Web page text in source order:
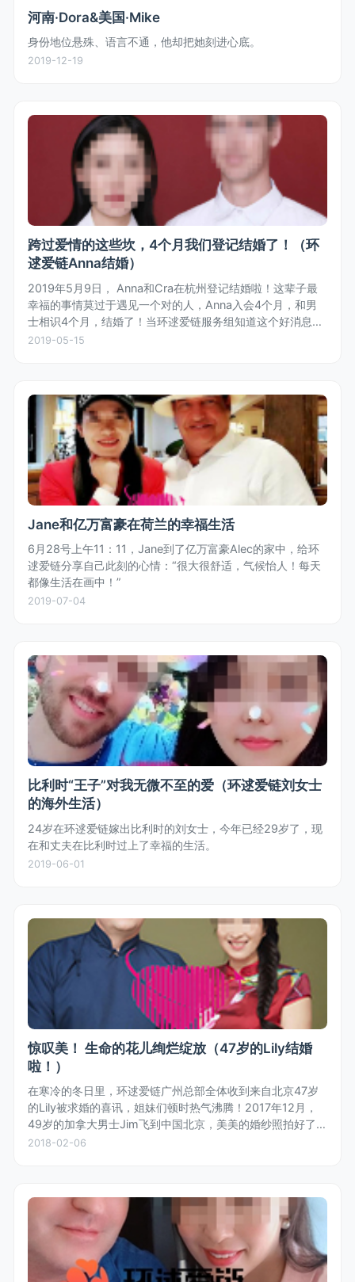
河南·Dora&美国·Mike
身份地位悬殊、语言不通，他却把她刻进心底。
2019-12-19
跨过爱情的这些坎，4个月我们登记结婚了！（环
逑爱链Anna结婚）
2019年5月9日， Anna和Cra在杭州登记结婚啦！这辈子最
幸福的事情莫过于遇见一个对的人，Anna入会4个月，和男
士相识4个月，结婚了！当环逑爱链服务组知道这个好消息
时，齐体为女士欢呼，也为女士收获真爱和幸福感到开心。
2019-05-15
Jane和亿万富豪在荷兰的幸福生活
6月28号上午11：11，Jane到了亿万富豪Alec的家中，给环
逑爱链分享自己此刻的心情：“很大很舒适，气候怡人！每天
都像生活在画中！”
2019-07-04
比利时“王子”对我无微不至的爱（环逑爱链刘女士
的海外生活）
24岁在环逑爱链嫁出比利时的刘女士，今年已经29岁了，现
在和丈夫在比利时过上了幸福的生活。
2019-06-01
惊叹美！ 生命的花儿绚烂绽放（47岁的Lily结婚
啦！）
在寒冷的冬日里，环逑爱链广州总部全体收到来自北京47岁
的Lily被求婚的喜讯，姐妹们顿时热气沸腾！2017年12月，
49岁的加拿大男士Jim飞到中国北京，美美的婚纱照拍好了，
浓浓的中国风情是Jim特别喜欢的！Jim与Lily二人在亲戚朋友
2018-02-06